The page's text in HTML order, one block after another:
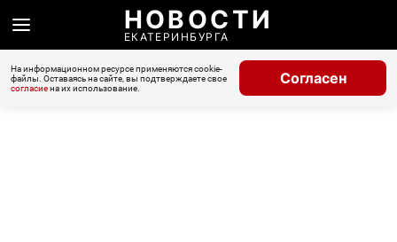
НОВОСТИ
ЕКАТЕРИНБУРГА
На информационном ресурсе применяются cookie-
файлы. Оставаясь на сайте, вы подтверждаете свое
согласиена их использование.
Согласен